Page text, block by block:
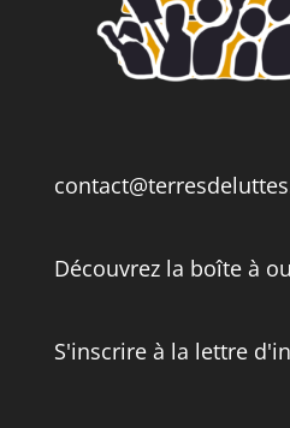
Découvrez la boîte à
S'inscrire à la lettre